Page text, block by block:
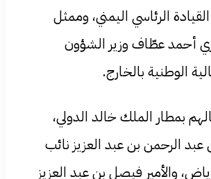
الرئاسي اليمني، وممثل
أحمد عطّاف وزير الشؤون
الوطنية بالخارج.
بمطار الملك خالد الدولي،
عبد الرحمن بن عبد العزيز نائب
والأمير فيصل بن عبد العزيز